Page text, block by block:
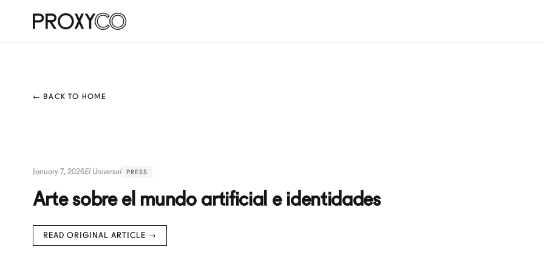
← BACK TO HOME
January 7, 2026El Universal PRESS
Arte sobre el mundo artificial e identidades
READ ORIGINAL ARTICLE →